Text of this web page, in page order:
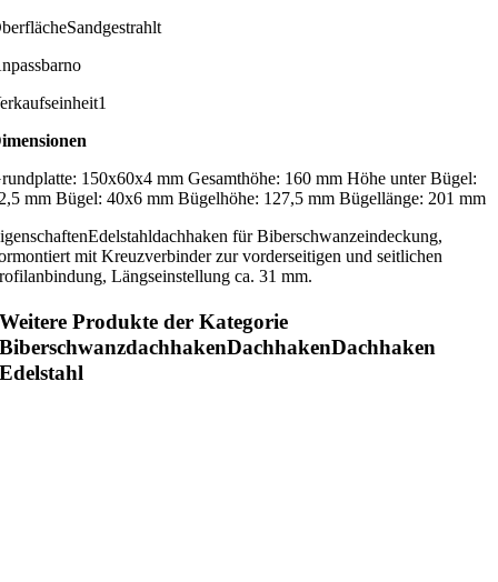
Sandgestrahlt
no
1
150x60x4 mm Gesamthöhe: 160 mm Höhe unter Bügel:
mm Bügel: 40x6 mm Bügelhöhe: 127,5 mm Bügellänge: 201 mm
Edelstahldachhaken für Biberschwanzeindeckung,
mit Kreuzverbinder zur vorderseitigen und seitlichen
Längseinstellung ca. 31 mm.
Weitere Produkte der Kategorie
BiberschwanzdachhakenDachhakenDachhaken
Edelstahl